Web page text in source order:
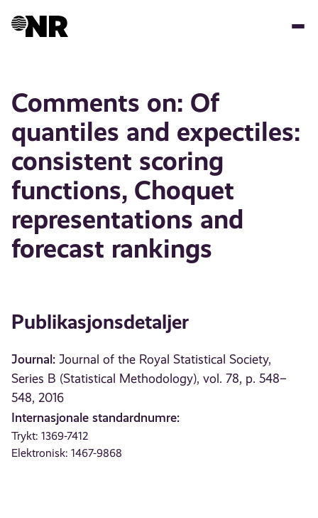
Comments on: Of
quantiles and expectiles:
consistent scoring
functions, Choquet
representations and
forecast rankings
Publikasjonsdetaljer
Journal: Journal of the Royal Statistical Society,
Series B (Statistical Methodology), vol. 78, p. 548–
548, 2016
Internasjonale standardnumre:
Trykt: 1369-7412
Elektronisk: 1467-9868